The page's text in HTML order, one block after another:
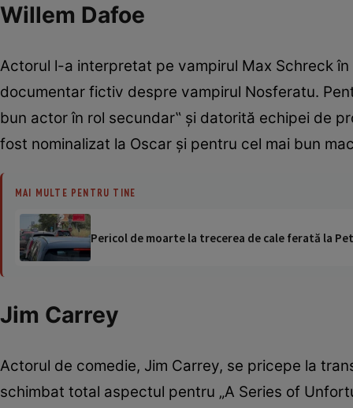
Willem Dafoe
Actorul l-a interpretat pe vampirul Max Schreck în
documentar fictiv despre vampirul Nosferatu.
bun actor în rol secundar‟ şi datorită echipei de
fost nominalizat la Oscar şi pentru cel mai bun
MAI MULTE PENTRU TINE
Pericol de moarte la trecerea de cale ferată la
Jim Carrey
Actorul de comedie, Jim Carrey, se pricepe la
schimbat total aspectul pentru „A Series of